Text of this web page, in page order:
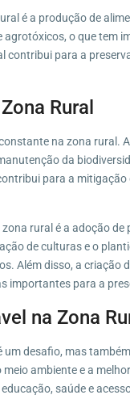
é a produção de
o que tem
para a
Rural
na zona rural.
da
para a
rural é a adoção
de culturas e o
Além disso, a criação
importantes para a
na Zona
desafio, mas
ambiente e a
saúde e